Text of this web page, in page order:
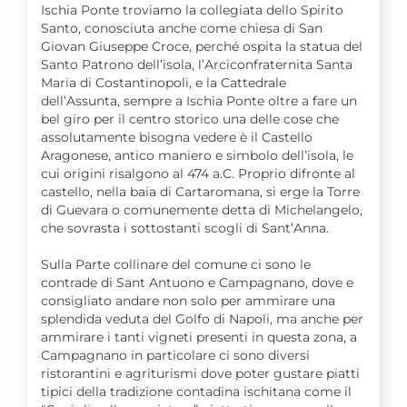
Ischia Ponte troviamo la collegiata dello Spirito
Santo, conosciuta anche come chiesa di San
Giovan Giuseppe Croce, perché ospita la statua del
Santo Patrono dell’isola, l’Arciconfraternita Santa
Maria di Costantinopoli, e la Cattedrale
dell’Assunta, sempre a Ischia Ponte oltre a fare un
bel giro per il centro storico una delle cose che
assolutamente bisogna vedere è il Castello
Aragonese, antico maniero e simbolo dell’isola, le
cui origini risalgono al 474 a.C. Proprio difronte al
castello, nella baia di Cartaromana, si erge la Torre
di Guevara o comunemente detta di Michelangelo,
che sovrasta i sottostanti scogli di Sant’Anna.
Sulla Parte collinare del comune ci sono le
contrade di Sant Antuono e Campagnano, dove e
consigliato andare non solo per ammirare una
splendida veduta del Golfo di Napoli, ma anche per
ammirare i tanti vigneti presenti in questa zona, a
Campagnano in particolare ci sono diversi
ristorantini e agriturismi dove poter gustare piatti
tipici della tradizione contadina ischitana come il